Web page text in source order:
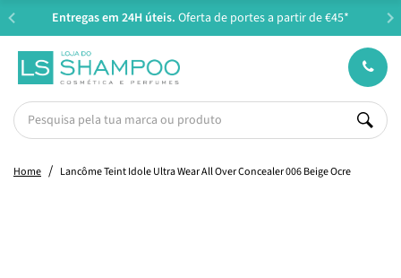
Entregas em 24H úteis. Oferta de portes a partir de €45*
Home Lancôme Teint Idole Ultra Wear All Over Concealer 006 Beige Ocre